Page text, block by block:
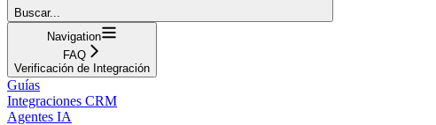
Buscar...
Navigation
FAQ
Verificación de Integración
Guías
Integraciones CRM
Agentes IA